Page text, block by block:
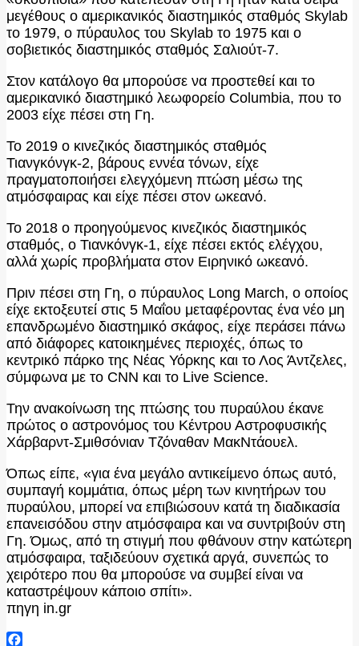
μεγέθους ο αμερικανικός διαστημικός σταθμός Skylab
το 1979, ο πύραυλος του Skylab το 1975 και ο
σοβιετικός διαστημικός σταθμός Σαλιούτ-7.
Στον κατάλογο θα μπορούσε να προστεθεί και το
αμερικανικό διαστημικό λεωφορείο Columbia, που το
2003 είχε πέσει στη Γη.
Το 2019 ο κινεζικός διαστημικός σταθμός
Τιανγκόνγκ-2, βάρους εννέα τόνων, είχε
πραγματοποιήσει ελεγχόμενη πτώση μέσω της
ατμόσφαιρας και είχε πέσει στον ωκεανό.
Το 2018 ο προηγούμενος κινεζικός διαστημικός
σταθμός, ο Τιανκόνγκ-1, είχε πέσει εκτός ελέγχου,
αλλά χωρίς προβλήματα στον Ειρηνικό ωκεανό.
Πριν πέσει στη Γη, ο πύραυλος Long March, ο οποίος
είχε εκτοξευτεί στις 5 Μαΐου μεταφέροντας ένα νέο μη
επανδρωμένο διαστημικό σκάφος, είχε περάσει πάνω
από διάφορες κατοικημένες περιοχές, όπως το
κεντρικό πάρκο της Νέας Υόρκης και το Λος Άντζελες,
σύμφωνα με το CNN και το Live Science.
Την ανακοίνωση της πτώσης του πυραύλου έκανε
πρώτος ο αστρονόμος του Κέντρου Αστροφυσικής
Χάρβαρντ-Σμιθσόνιαν Τζόναθαν ΜακΝτάουελ.
Όπως είπε, «για ένα μεγάλο αντικείμενο όπως αυτό,
συμπαγή κομμάτια, όπως μέρη των κινητήρων του
πυραύλου, μπορεί να επιβιώσουν κατά τη διαδικασία
επανεισόδου στην ατμόσφαιρα και να συντριβούν στη
Γη. Όμως, από τη στιγμή που φθάνουν στην κατώτερη
ατμόσφαιρα, ταξιδεύουν σχετικά αργά, συνεπώς το
χειρότερο που θα μπορούσε να συμβεί είναι να
καταστρέψουν κάποιο σπίτι».
πηγη in.gr